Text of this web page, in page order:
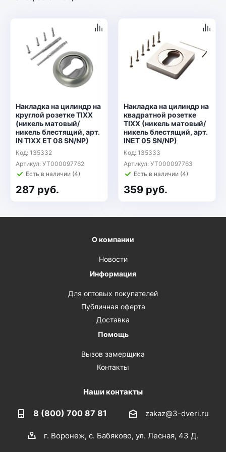
Накладка на цилиндр на
круглой розетке TIXX
(никель матовый/
никель блестящий, арт.
IN TIXX ET 08 SN/NP)
Код: 135332
Артикул: УТ000097762
Есть в наличии (4)
287 руб.
Накладка на цилиндр на
квадратной розетке
TIXX (никель матовый/
никель блестящий, арт.
INET 05 SN/NP)
Код: 135333
Артикул: УТ000097763
Есть в наличии (4)
359 руб.
О компании
Новости
Информация
Для оптовых покупателей
Публичная оферта
Доставка
Помощь
Вызов замерщика
Контакты
Наши контакты
8 (800) 700 87 81 zakaz@3-dveri.ru
г. Воронеж, с. Бабяково, ул. Лесная, 43 Д.